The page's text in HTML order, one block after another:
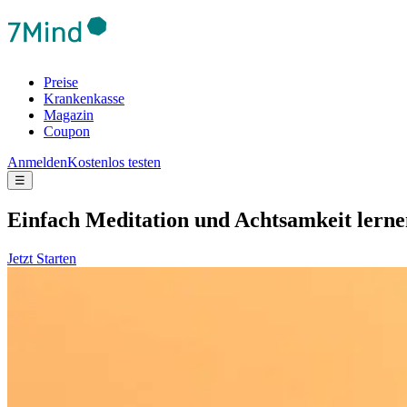
Preise
Krankenkasse
Magazin
Coupon
AnmeldenKostenlos testen
☰
Ein­fach Medi­ta­tion und Acht­sam­keit
Jetzt Starten